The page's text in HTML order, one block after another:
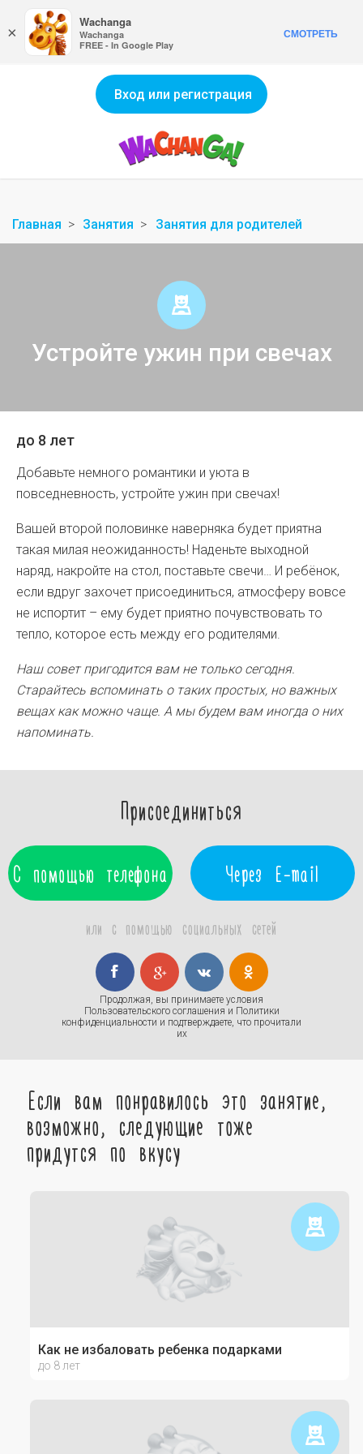
Вход или регистрация
Главная Занятия Занятия для родителей
Устройте ужин при свечах
до 8 лет
Добавьте немного романтики и уюта в
повседневность, устройте ужин при свечах!
Вашей второй половинке наверняка будет приятна
такая милая неожиданность! Наденьте выходной
наряд, накройте на стол, поставьте свечи… И ребёнок,
если вдруг захочет присоединиться, атмосферу вовсе
не испортит – ему будет приятно почувствовать то
тепло, которое есть между его родителями.
Наш совет пригодится вам не только сегодня.
Старайтесь вспоминать о таких простых, но важных
вещах как можно чаще. А мы будем вам иногда о них
напоминать.
Присоединиться
С помощью телефона Через E-mail
или с помощью социальных сетей
Продолжая, вы принимаете условия
Пользовательского соглашения и Политики
конфиденциальности и подтверждаете, что прочитали
их
Если вам понравилось это занятие,
возможно, следующие тоже
придутся по вкусу
Как не избаловать ребенка подарками
до 8 лет
×
Wachanga
Wachanga
FREE - In Google Play
СМОТРЕТЬ